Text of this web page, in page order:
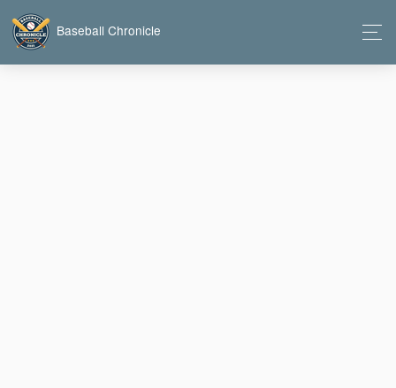
Baseball Chronicle